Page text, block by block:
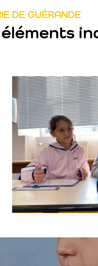
DE GUÉRANDE